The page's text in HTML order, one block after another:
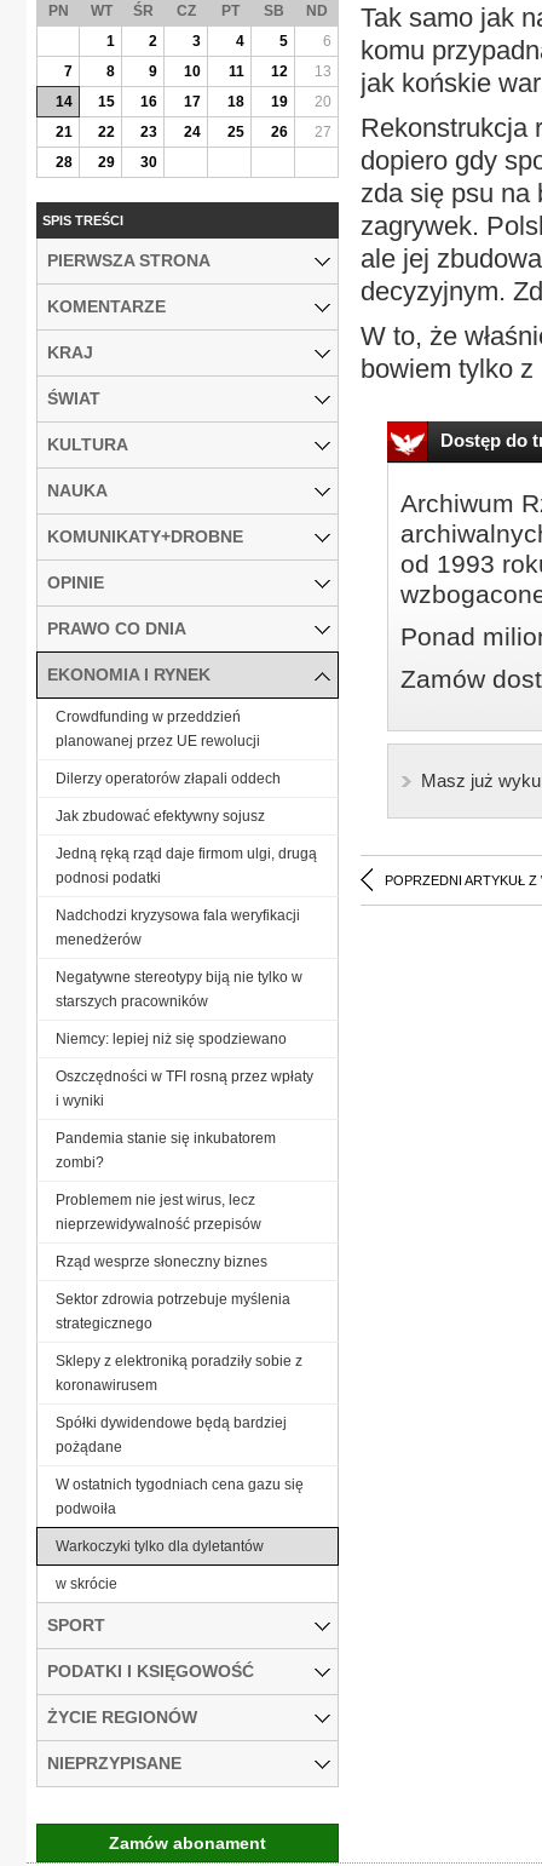
Tak samo jak
komu
jak końskie
Rekonstrukcja
dopiero gdy
zda się psu na
zagrywek.
ale jej
decyzyjnym.
W to, że
bowiem tylko
Dostęp do
Archiwum
od 1993
Ponad
Zamów
Masz już
POPRZEDNI ARTYKUŁ Z
PN WT ŚR CZ PT SB
ND
1
2 3 4 5
6
7
8 9 10 11 12
13
14
15 16 17 18 19
20
21
22 23 24 25 26
27
28
29 30
SPIS TREŚCI
PIERWSZA STRONA
KOMENTARZE
KRAJ
ŚWIAT
KULTURA
NAUKA
KOMUNIKATY+DROBNE
OPINIE
PRAWO CO DNIA
EKONOMIA I RYNEK
Crowdfunding w przeddzień
planowanej przez UE rewolucji
Dilerzy operatorów złapali oddech
Jak zbudować efektywny sojusz
Jedną ręką rząd daje firmom ulgi, drugą
podnosi podatki
Nadchodzi kryzysowa fala weryfikacji
menedżerów
Negatywne stereotypy biją nie tylko w
starszych pracowników
Niemcy: lepiej niż się spodziewano
Oszczędności w TFI rosną przez wpłaty
i wyniki
Pandemia stanie się inkubatorem
zombi?
Problemem nie jest wirus, lecz
nieprzewidywalność przepisów
Rząd wesprze słoneczny biznes
Sektor zdrowia potrzebuje myślenia
strategicznego
Sklepy z elektroniką poradziły sobie z
koronawirusem
Spółki dywidendowe będą bardziej
pożądane
W ostatnich tygodniach cena gazu się
podwoiła
Warkoczyki tylko dla dyletantów
w skrócie
SPORT
PODATKI I KSIĘGOWOŚĆ
ŻYCIE REGIONÓW
NIEPRZYPISANE
Zamów abonament